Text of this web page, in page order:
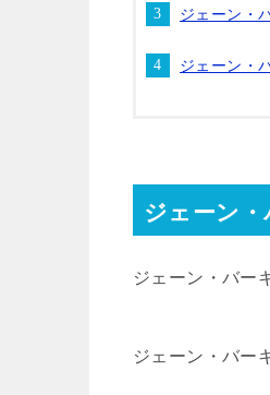
ジェーン・
ジェーン・
ジェーン
ジェーン・バー
ジェーン・バー